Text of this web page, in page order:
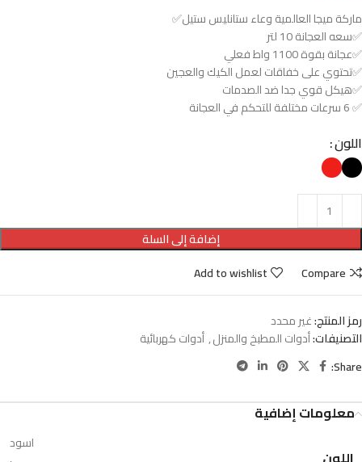
ماركة ميجا العالمية ⁦✅وعاء ستانليس ستيل
✅سعه العجانة 10 لتر
✅عجانة بقوة 1100 واط فعلي
✅تحتوي على خفاقات لعمل الكيك والعجين
✅هيكل قوي جدا ضد الصدمات
✅ 6 سرعات مختلفة للتحكم في العجانة
اللون
إضافة إلى السلة
Compare
Add to wishlist
رمز المنتج:غير محدد
التصنيفات:أدوات المطبخ والمنزل,أدوات كهربائية
Share:
معلومات إضافية
اسود